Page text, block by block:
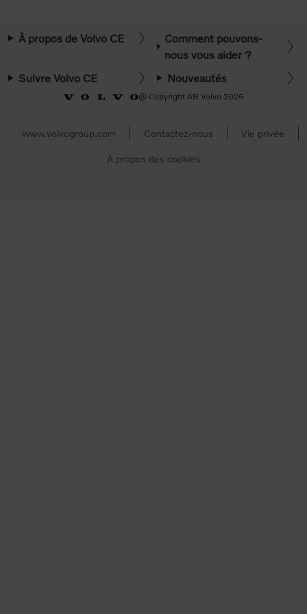
À propos de Volvo CE
Comment pouvons-
nous vous aider ?
Suivre Volvo CE
Nouveautés
@ Copyright AB Volvo 2026
www.volvogroup.com Contactez-nous Vie privée
À propos des cookies